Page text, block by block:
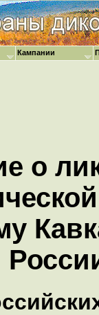
о
Кампании